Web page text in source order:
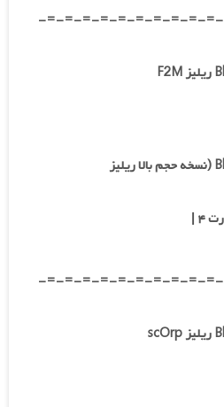
-=-=-=-=-=-=-=-=-=-
دانلود با کیفیت BluRay 720p (نسخه حجم بالا ریلیز
-=-=-=-=-=-=-=-=-=-